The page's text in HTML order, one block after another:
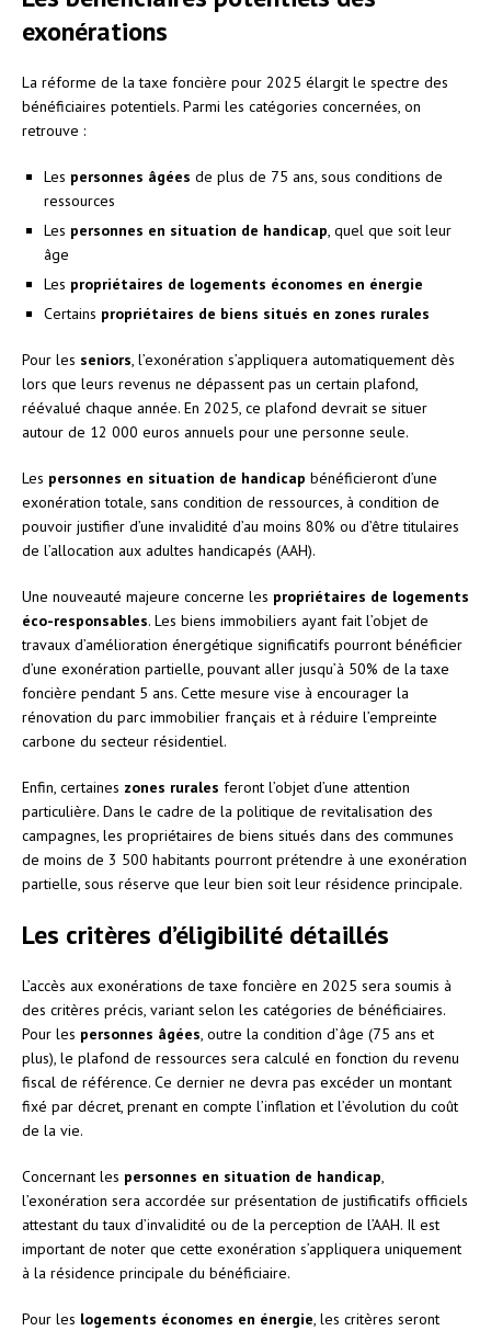
exonérations
La réforme de la taxe foncière pour 2025 élargit le spectre des
bénéficiaires potentiels. Parmi les catégories concernées, on
retrouve :
Les personnes âgées de plus de 75 ans, sous conditions de
ressources
Les personnes en situation de handicap , quel que soit leur
âge
Les propriétaires de logements économes en énergie
Certains propriétaires de biens situés en zones rurales
Pour les seniors , l’exonération s’appliquera automatiquement dès
lors que leurs revenus ne dépassent pas un certain plafond,
réévalué chaque année. En 2025, ce plafond devrait se situer
autour de 12 000 euros annuels pour une personne seule.
Les personnes en situation de handicap bénéficieront d’une
exonération totale, sans condition de ressources, à condition de
pouvoir justifier d’une invalidité d’au moins 80% ou d’être titulaires
de l’allocation aux adultes handicapés (AAH).
Une nouveauté majeure concerne les propriétaires de logements
éco-responsables. Les biens immobiliers ayant fait l’objet de
travaux d’amélioration énergétique significatifs pourront bénéficier
d’une exonération partielle, pouvant aller jusqu’à 50% de la taxe
foncière pendant 5 ans. Cette mesure vise à encourager la
rénovation du parc immobilier français et à réduire l’empreinte
carbone du secteur résidentiel.
Enfin, certaines zones rurales feront l’objet d’une attention
particulière. Dans le cadre de la politique de revitalisation des
campagnes, les propriétaires de biens situés dans des communes
de moins de 3 500 habitants pourront prétendre à une exonération
partielle, sous réserve que leur bien soit leur résidence principale.
Les critères d’éligibilité détaillés
L’accès aux exonérations de taxe foncière en 2025 sera soumis à
des critères précis, variant selon les catégories de bénéficiaires.
Pour les personnes âgées , outre la condition d’âge (75 ans et
plus), le plafond de ressources sera calculé en fonction du revenu
fiscal de référence. Ce dernier ne devra pas excéder un montant
fixé par décret, prenant en compte l’inflation et l’évolution du coût
de la vie.
Concernant les personnes en situation de handicap
l’exonération sera accordée sur présentation de justificatifs officiels
attestant du taux d’invalidité ou de la perception de l’AAH. Il est
important de noter que cette exonération s’appliquera uniquement
à la résidence principale du bénéficiaire.
Pour les logements économes en énergie , les critères seront